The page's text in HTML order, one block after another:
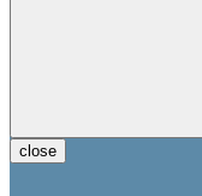
close